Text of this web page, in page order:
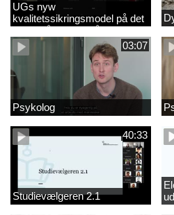
UGs nyw
kvalitetssikringsmodel på det
videregående område
03:07
Psykolog
40:33
Studievælgeren 2.1